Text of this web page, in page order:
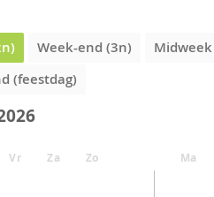
Week-end (3n) Midweek
(feestdag)
Vr Za Zo Ma